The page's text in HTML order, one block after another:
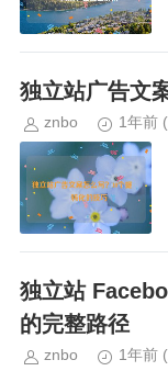
独立站广告文
znbo 1年前
独立站
的完整路径
znbo 1年前